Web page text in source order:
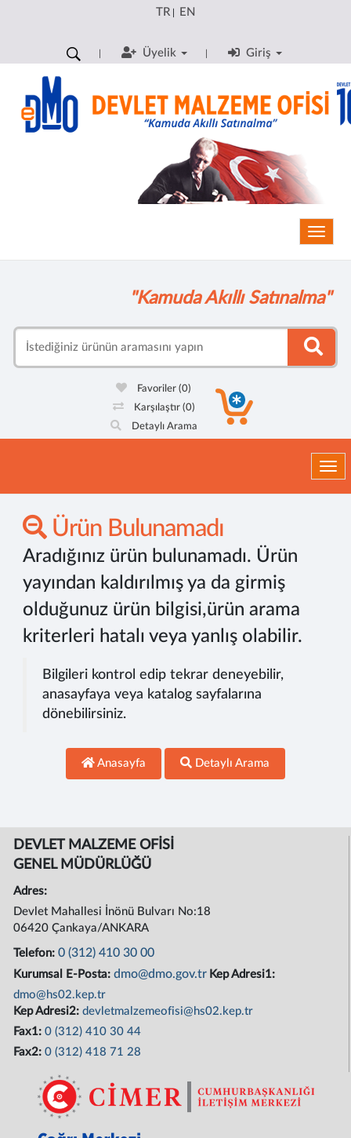
TR| EN
Üyelik Giriş
"Kamuda Akıllı Satınalma"
Favoriler(0)
Karşılaştır (0)
Detaylı Arama
Ürün Bulunamadı
Aradığınız ürün bulunamadı. Ürün
yayından kaldırılmış ya da girmiş
olduğunuz ürün bilgisi,ürün arama
kriterleri hatalı veya yanlış olabilir.
Bilgileri kontrol edip tekrar deneyebilir,
anasayfaya veya katalog sayfalarına
dönebilirsiniz.
Anasayfa Detaylı Arama
DEVLET MALZEME OFİSİ
GENEL MÜDÜRLÜĞÜ
Adres:
Devlet Mahallesi İnönü Bulvarı No:18
06420 Çankaya/ANKARA
Telefon:0 (312) 410 30 00
Kurumsal E-Posta:dmo@dmo.gov.tr Kep Adresi1:
dmo@hs02.kep.tr
Kep Adresi2:devletmalzemeofisi@hs02.kep.tr
Fax1:0 (312) 410 30 44
Fax2:0 (312) 418 71 28